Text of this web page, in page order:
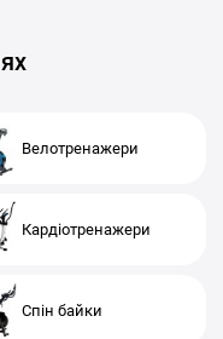
Велотренажери
Кардіотренажери
Спін байки